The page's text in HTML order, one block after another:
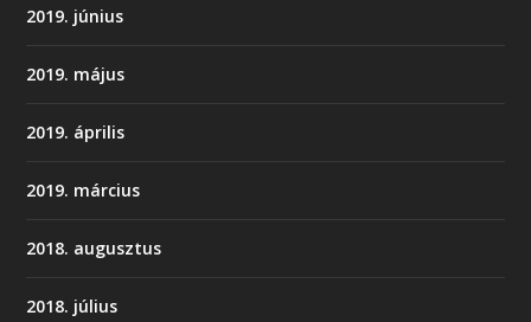
2019. június
2019. május
2019. április
2019. március
2018. augusztus
2018. július